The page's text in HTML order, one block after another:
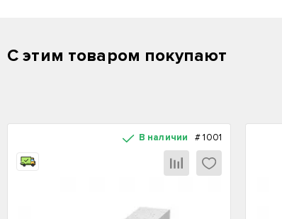
С этим товаром покупают
В наличии #1001